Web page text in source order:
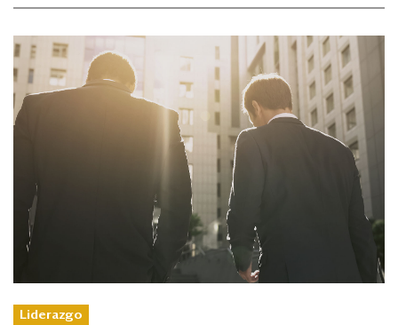
Liderazgo